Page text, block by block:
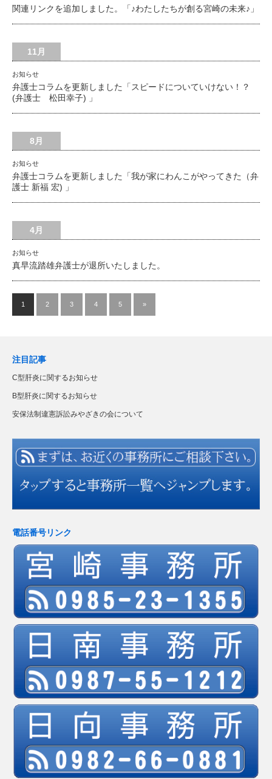
関連リンクを追加しました。「♪わたしたちが創る宮崎の未来♪」
11月
お知らせ
弁護士コラムを更新しました「スピードについていけない！？
(弁護士 松田幸子) 」
8月
お知らせ
弁護士コラムを更新しました「我が家にわんこがやってきた（弁
護士 新福 宏) 」
4月
お知らせ
真早流踏雄弁護士が退所いたしました。
1 2 3 4 5 »
注目記事
C型肝炎に関するお知らせ
B型肝炎に関するお知らせ
安保法制違憲訴訟みやざきの会について
電話番号リンク